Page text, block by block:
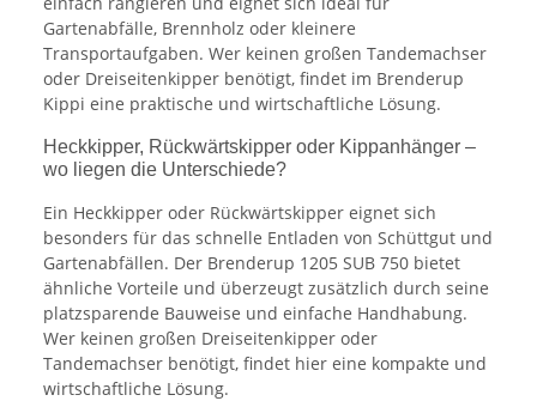
Gartenabfälle, Brennholz oder kleinere
Transportaufgaben. Wer keinen großen Tandemachser
oder Dreiseitenkipper benötigt, findet im Brenderup
Kippi eine praktische und wirtschaftliche Lösung.
Heckkipper, Rückwärtskipper oder Kippanhänger –
wo liegen die Unterschiede?
Ein Heckkipper oder Rückwärtskipper eignet sich
besonders für das schnelle Entladen von Schüttgut und
Gartenabfällen. Der Brenderup 1205 SUB 750 bietet
ähnliche Vorteile und überzeugt zusätzlich durch seine
platzsparende Bauweise und einfache Handhabung.
Wer keinen großen Dreiseitenkipper oder
Tandemachser benötigt, findet hier eine kompakte und
wirtschaftliche Lösung.